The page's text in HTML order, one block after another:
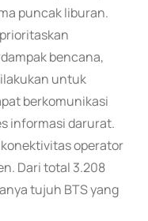
puncak liburan.
bencana,
untuk
berkomunikasi
informasi darurat.
operator
Dari total 3.208
tujuh BTS yang